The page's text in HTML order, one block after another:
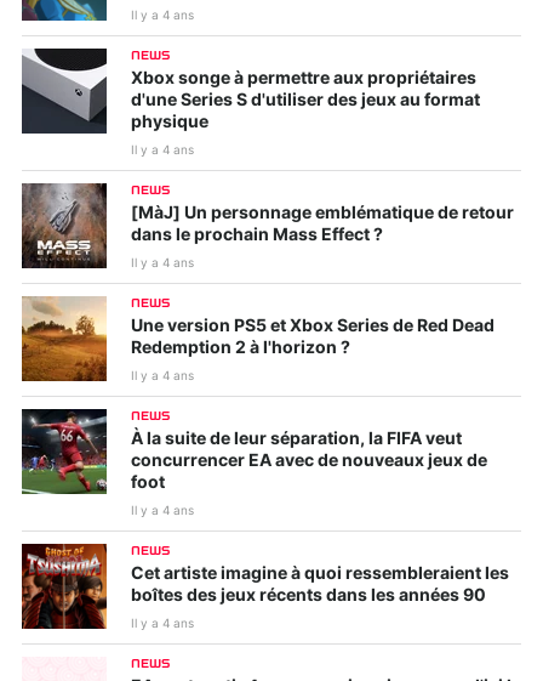
Il y a 4 ans
NEWS
Xbox songe à permettre aux propriétaires
d'une Series S d'utiliser des jeux au format
physique
Il y a 4 ans
NEWS
[MàJ] Un personnage emblématique de retour
dans le prochain Mass Effect ?
Il y a 4 ans
NEWS
Une version PS5 et Xbox Series de Red Dead
Redemption 2 à l'horizon ?
Il y a 4 ans
NEWS
À la suite de leur séparation, la FIFA veut
concurrencer EA avec de nouveaux jeux de
foot
Il y a 4 ans
NEWS
Cet artiste imagine à quoi ressembleraient les
boîtes des jeux récents dans les années 90
Il y a 4 ans
NEWS